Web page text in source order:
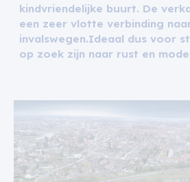
kindvriendelijke buurt. De
een zeer vlotte verbinding
invalswegen.Ideaal dus voor
op zoek zijn naar rust en